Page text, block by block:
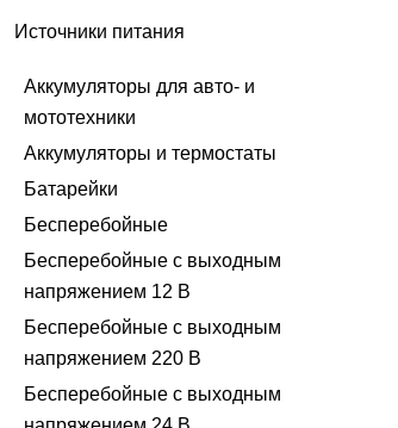
Источники питания
Аккумуляторы для авто- и
мототехники
Аккумуляторы и термостаты
Батарейки
Бесперебойные
Бесперебойные с выходным
напряжением 12 В
Бесперебойные с выходным
напряжением 220 В
Бесперебойные с выходным